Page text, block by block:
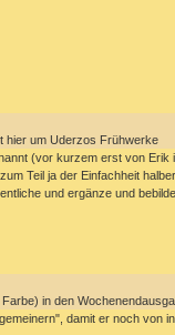
hier um Uderzos Frühwerke
(vor kurzem erst von
Teil ja der Einfachheit
und ergänze und
in den
damit er noch von